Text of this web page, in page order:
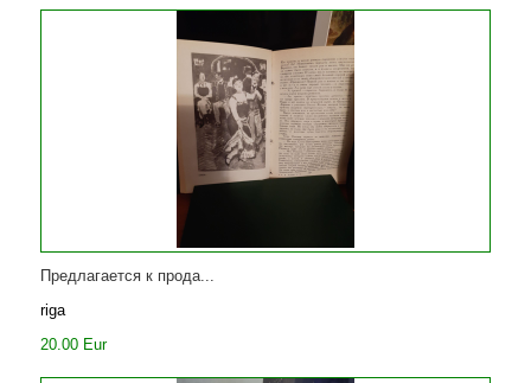
Предлагается к прода...
riga
20.00 Eur